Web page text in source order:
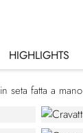
HIGHLIGHTS
seta fatta a mano